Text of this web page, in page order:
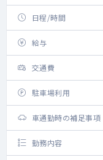
日程/時間
給与
交通費
駐車場利用
車通勤時の補足事項
勤務内容